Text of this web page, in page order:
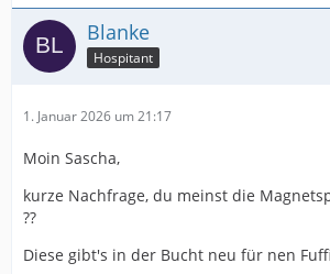
Blanke
Hospitant
1. Januar 2026 um 21:17
Moin Sascha,
kurze Nachfrage, du meinst die
??
Diese gibt's in der Bucht neu für nen